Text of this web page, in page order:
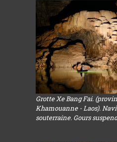
Grotte Xe Bang Fai.
Khamouanne - Laos).
souterraine. Gours